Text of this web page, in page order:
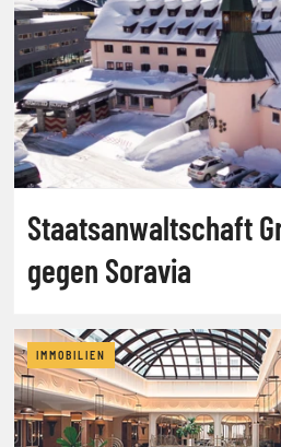
Staatsanwaltschaft
gegen Soravia
IMMOBILIEN